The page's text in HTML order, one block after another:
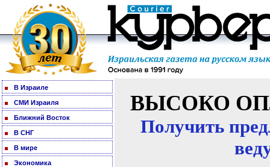
В Израиле
СМИ Израиля
Ближний Восток
В СНГ
В мире
Экономика
ВЫСОКО
Получить